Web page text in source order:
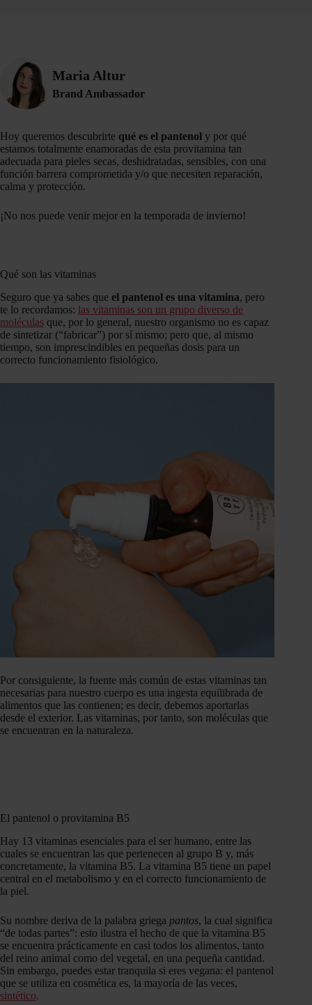
Maria Altur
Brand Ambassador
Hoy queremos descubrirte qué es el pantenol y por qué
estamos totalmente enamoradas de esta provitamina tan
adecuada para pieles secas, deshidratadas, sensibles, con una
función barrera comprometida y/o que necesiten reparación,
calma y protección.
¡No nos puede venir mejor en la temporada de invierno!
Qué son las vitaminas
Seguro que ya sabes que el pantenol es una vitamina, pero
te lo recordamos: las vitaminas son un grupo diverso de
moléculas que, por lo general, nuestro organismo no es capaz
de sintetizar (“fabricar”) por sí mismo; pero que, al mismo
tiempo, son imprescindibles en pequeñas dosis para un
correcto funcionamiento fisiológico.
Por consiguiente, la fuente más común de estas vitaminas tan
necesarias para nuestro cuerpo es una ingesta equilibrada de
alimentos que las contienen; es decir, debemos aportarlas
desde el exterior. Las vitaminas, por tanto, son moléculas que
se encuentran en la naturaleza.
El pantenol o provitamina B5
Hay 13 vitaminas esenciales para el ser humano, entre las
cuales se encuentran las que pertenecen al grupo B y, más
concretamente, la vitamina B5. La vitamina B5 tiene un papel
central en el metabolismo y en el correcto funcionamiento de
la piel.
Su nombre deriva de la palabra griega pantos, la cual significa
“de todas partes”: esto ilustra el hecho de que la vitamina B5
se encuentra prácticamente en casi todos los alimentos, tanto
del reino animal como del vegetal, en una pequeña cantidad.
Sin embargo, puedes estar tranquila si eres vegana: el pantenol
que se utiliza en cosmética es, la mayoría de las veces,
sintético.